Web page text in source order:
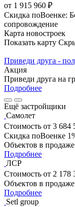
от 1 915 960 ₽
Скидка поВоенке:
сопровождение
Карта новостроек
Показать карту
Приведи друга -
Акция
Приведи друга на
Подробнее
Ещё застройщики
Самолет
Стоимость от 3 684
Скидка поВоенке
Объектов в продаже
Подробнее
ЛСР
Стоимость от 2 178
Объектов в продаже
Подробнее
Setl group